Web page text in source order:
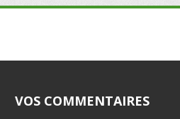
VOS COMMENTAIRES